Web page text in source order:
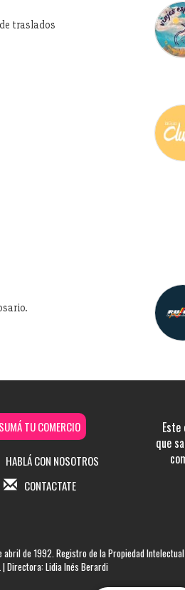
traslados
SUMÁ TU COMERCIO
HABLÁ CON NOSOTROS
CONTACTATE
que
abril de 1992. Registro de la Propiedad
| Directora: Lidia Inés Berardi